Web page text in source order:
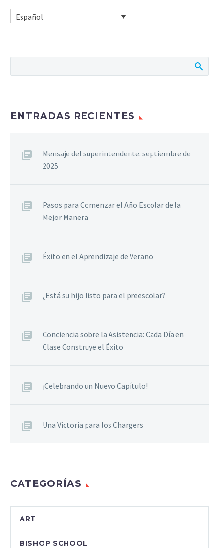
Español
ENTRADAS RECIENTES
Mensaje del superintendente: septiembre de
2025
Pasos para Comenzar el Año Escolar de la
Mejor Manera
Éxito en el Aprendizaje de Verano
¿Está su hijo listo para el preescolar?
Conciencia sobre la Asistencia: Cada Día en
Clase Construye el Éxito
¡Celebrando un Nuevo Capítulo!
Una Victoria para los Chargers
CATEGORÍAS
ART
BISHOP SCHOOL